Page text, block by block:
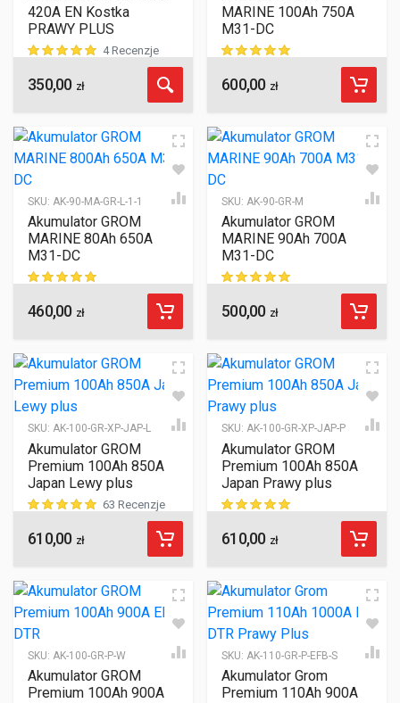
420A EN Kostka
PRAWY PLUS
ocen klientów
4 Recenzje
350,00 zł
MARINE 100Ah 750A
M31-DC
ocen klientów
600,00 zł
SKU: AK-90-MA-GR-L-1-1
Akumulator GROM
MARINE 80Ah 650A
M31-DC
ocen klientów
460,00 zł
SKU: AK-90-GR-M
Akumulator GROM
MARINE 90Ah 700A
M31-DC
ocen klientów
500,00 zł
SKU: AK-100-GR-XP-JAP-L
Akumulator GROM
Premium 100Ah 850A
Japan Lewy plus
ocen klientów
63 Recenzje
610,00 zł
SKU: AK-100-GR-XP-JAP-P
Akumulator GROM
Premium 100Ah 850A
Japan Prawy plus
ocen klientów
610,00 zł
SKU: AK-100-GR-P-W
Akumulator GROM
Premium 100Ah 900A
SKU: AK-110-GR-P-EFB-S
Akumulator Grom
Premium 110Ah 900A